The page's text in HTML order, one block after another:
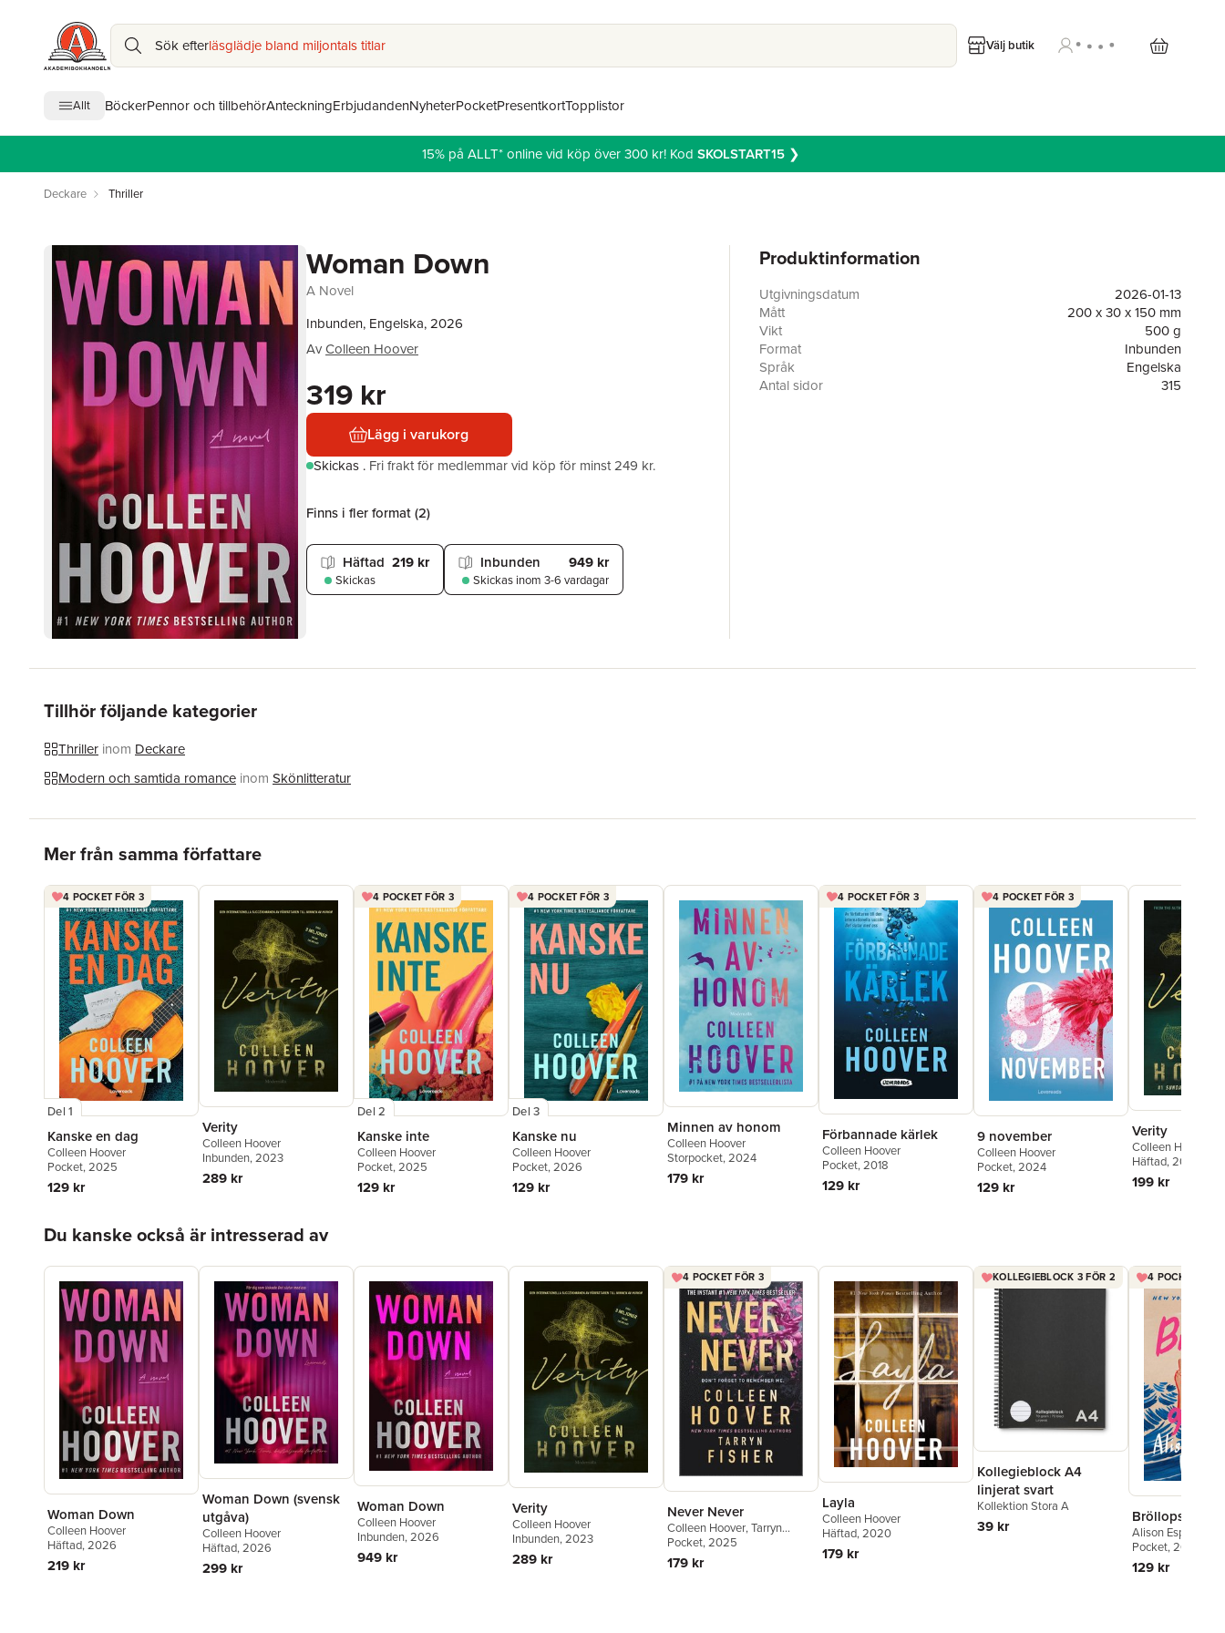
Sök efterläsglädje bland miljontals titlar Välj butik
Allt BöckerPennor och tillbehörAnteckningErbjudandenNyheterPocketPresentkortTopplistor
15% på ALLT* online vid köp över 300 kr! Kod SKOLSTART15❯
Deckare Thriller
Woman Down
A Novel
Inbunden, Engelska, 2026
AvColleen Hoover
319 kr
Lägg i varukorg
Skickas . Fri frakt för medlemmar vid köp för minst 249 kr.
Finns i fler format (2)
Häftad 219 kr
Skickas
Inbunden 949 kr
Skickas inom 3-6 vardagar
Produktinformation
Utgivningsdatum
2026-01-13
Mått
200 x 30 x 150 mm
Vikt
500 g
Format
Inbunden
Språk
Engelska
Antal sidor
315
Tillhör följande kategorier
Thriller inom Deckare
Modern och samtida romance inom Skönlitteratur
Mer från samma författare
4 POCKET FÖR 3
Del 1
Kanske en dag
Colleen Hoover
Pocket, 2025
129 kr
Verity
Colleen Hoover
Inbunden, 2023
289 kr
4 POCKET FÖR 3
Del 2
Kanske inte
Colleen Hoover
Pocket, 2025
129 kr
4 POCKET FÖR 3
Del 3
Kanske nu
Colleen Hoover
Pocket, 2026
129 kr
Minnen av honom
Colleen Hoover
Storpocket, 2024
179 kr
4 POCKET FÖR 3
Förbannade kärlek
Colleen Hoover
Pocket, 2018
129 kr
4 POCKET FÖR 3
9 november
Colleen Hoover
Pocket, 2024
129 kr
Verity
Colleen Hoover
Häftad, 2022
199 kr
Du kanske också är intresserad av
Woman Down
Colleen Hoover
Häftad, 2026
219 kr
Woman Down (svensk
utgåva)
Colleen Hoover
Häftad, 2026
299 kr
Woman Down
Colleen Hoover
Inbunden, 2026
949 kr
Verity
Colleen Hoover
Inbunden, 2023
289 kr
4 POCKET FÖR 3
Never Never
Colleen Hoover,Tarryn
Fisher
Pocket, 2025
179 kr
Layla
Colleen Hoover
Häftad, 2020
179 kr
KOLLEGIEBLOCK 3 FÖR 2
Kollegieblock A4
linjerat svart
Kollektion Stora A
39 kr
4 POCKET FÖR
Alison Espach
Pocket, 2026
129 kr